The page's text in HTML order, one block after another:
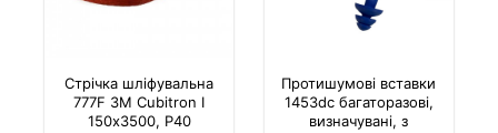
Стрічка шліфувальна
777F 3M Cubitron І
150x3500, P40
Протишумові вставки
1453dc багаторазові,
визначувані, з